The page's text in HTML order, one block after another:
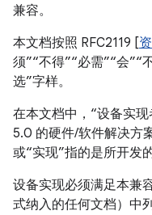
兼容。
本文档按照 RFC2119 [
须”“不得”“必需”“会”“
选”字样。
在本文档中，“设备实
5.0 的硬件/软件解决方
或“实现”指的是所开发
设备实现必须满足本兼
式纳入的任何文档）中